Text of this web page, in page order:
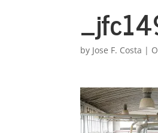
by Jose F. Costa |